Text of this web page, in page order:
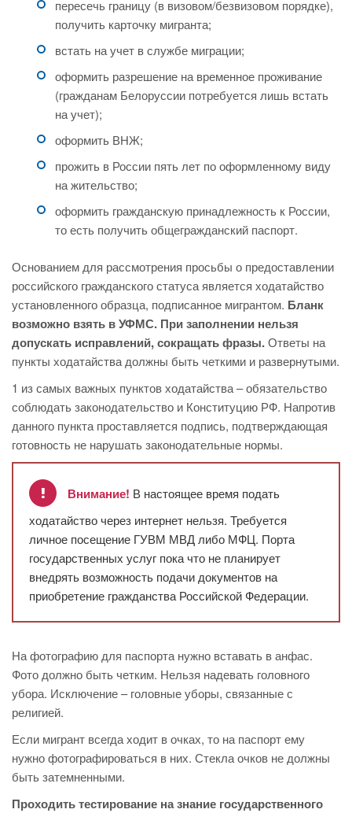
пересечь границу (в визовом/безвизовом порядке),
получить карточку мигранта;
встать на учет в службе миграции;
оформить разрешение на временное проживание
(гражданам Белоруссии потребуется лишь встать
на учет);
оформить ВНЖ;
прожить в России пять лет по оформленному виду
на жительство;
оформить гражданскую принадлежность к России,
то есть получить общегражданский паспорт.
Основанием для рассмотрения просьбы о предоставлении
российского гражданского статуса является ходатайство
установленного образца, подписанное мигрантом. Бланк
возможно взять в УФМС. При заполнении нельзя
допускать исправлений, сокращать фразы.Ответы на
пункты ходатайства должны быть четкими и развернутыми.
1 из самых важных пунктов ходатайства – обязательство
соблюдать законодательство и Конституцию РФ. Напротив
данного пункта проставляется подпись, подтверждающая
готовность не нарушать законодательные нормы.
Внимание! В настоящее время подать
ходатайство через интернет нельзя. Требуется
личное посещение ГУВМ МВД либо МФЦ. Порта
государственных услуг пока что не планирует
внедрять возможность подачи документов на
приобретение гражданства Российской Федерации.
На фотографию для паспорта нужно вставать в анфас.
Фото должно быть четким. Нельзя надевать головного
убора. Исключение – головные уборы, связанные с
религией.
Если мигрант всегда ходит в очках, то на паспорт ему
нужно фотографироваться в них. Стекла очков не должны
быть затемненными.
Проходить тестирование на знание государственного